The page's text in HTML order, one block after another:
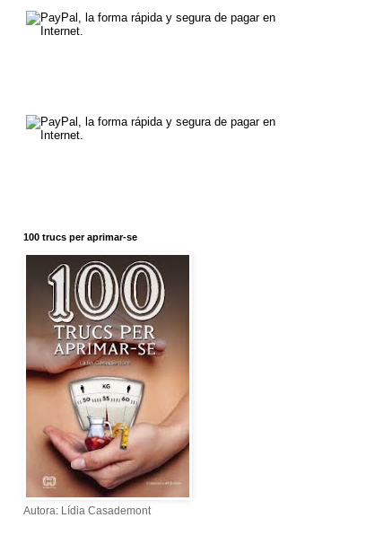
100 trucs per aprimar-se
Autora: Lídia Casademont